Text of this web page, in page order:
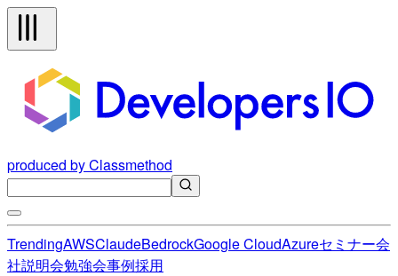
produced by Classmethod
TrendingAWSClaudeBedrockGoogle CloudAzureセミナー会
社説明会勉強会事例採用